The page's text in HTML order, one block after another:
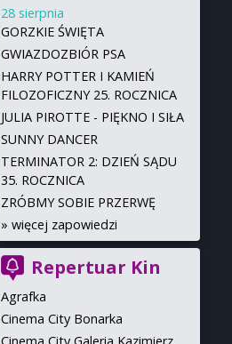
28 sierpnia
GORZKIE ŚWIĘTA
GWIAZDOZBIÓR PSA
HARRY POTTER I KAMIEŃ
FILOZOFICZNY 25. ROCZNICA
JULIA PIROTTE - PIĘKNO I SIŁA
SUNNY DANCER
TERMINATOR 2: DZIEŃ SĄDU
35. ROCZNICA
ZRÓBMY SOBIE PRZERWĘ
» więcej zapowiedzi
Repertuar Kin
Agrafka
Cinema City Bonarka